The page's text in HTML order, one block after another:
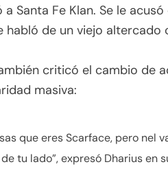
Santa Fe Klan. Se le
habló de un viejo altercado
criticó el cambio de
masiva:
que eres Scarface, pero nel
tu lado”, expresó Dharius en